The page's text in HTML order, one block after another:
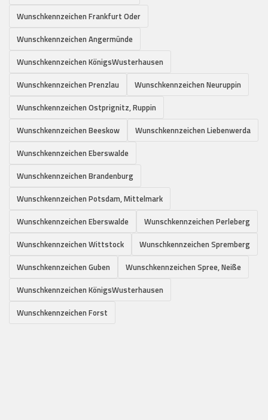
Wunschkennzeichen Frankfurt Oder
Wunschkennzeichen Angermünde
Wunschkennzeichen KönigsWusterhausen
Wunschkennzeichen Prenzlau
Wunschkennzeichen Neuruppin
Wunschkennzeichen Ostprignitz, Ruppin
Wunschkennzeichen Beeskow
Wunschkennzeichen Liebenwerda
Wunschkennzeichen Eberswalde
Wunschkennzeichen Brandenburg
Wunschkennzeichen Potsdam, Mittelmark
Wunschkennzeichen Eberswalde
Wunschkennzeichen Perleberg
Wunschkennzeichen Wittstock
Wunschkennzeichen Spremberg
Wunschkennzeichen Guben
Wunschkennzeichen Spree, Neiße
Wunschkennzeichen KönigsWusterhausen
Wunschkennzeichen Forst